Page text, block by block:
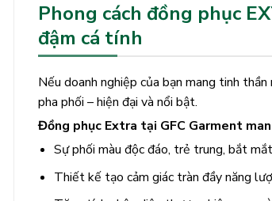
Phong cách đồng phục
đậm cá tính
Nếu doanh nghiệp của bạn mang tinh
pha phối – hiện đại và nổi bật.
Đồng phục Extra tại GFC Garment
Sự phối màu độc đáo, trẻ trung, bắt
Thiết kế tạo cảm giác tràn đầy năng